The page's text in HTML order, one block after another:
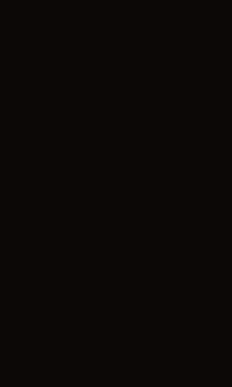
Notiexpress de
Equipo de Notiexpress
Copyright © Todos los